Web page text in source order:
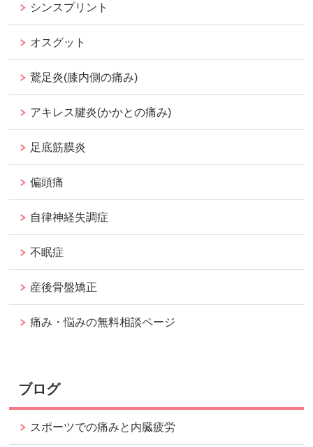
シンスプリント
オスグット
鵞足炎(膝内側の痛み)
アキレス腱炎(かかとの痛み)
足底筋膜炎
偏頭痛
自律神経失調症
不眠症
産後骨盤矯正
痛み・悩みの無料相談ページ
ブログ
スポーツでの痛みと内臓疲労